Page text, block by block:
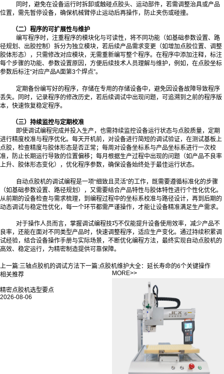
同时，避免在设备运行时拆卸或触碰点胶头、运动部件，若需调整治具或产品
位置，需先暂停设备，确保机械臂停止运动后再操作，防止夹伤或碰撞。
（二）程序的可扩展性与维护
编写程序时，注重程序的模块化与可读性，将不同功能（如基础参数设置、路
径规划、出胶控制）拆分为独立模块，若后续产品需求变更（如增加点胶位置、调整
胶体形态），只需修改对应模块，无需重新编写整个程序。在程序中添加注释，标注
每个步骤的功能、参数设置原因，方便后续技术人员理解与维护，例如，在点胶坐标
参数后标注“对应产品A面第3个焊点”。
定期备份编写好的程序，存储在专用的存储设备中，避免因设备故障导致程序
丢失。同时，记录程序的修改历史，若后续调试中出现问题，可追溯到之前的程序版
本，快速恢复稳定程序。
（三）持续监控与定期校准
即使调试编程完成并投入生产，也需持续监控设备运行状态与点胶质量，定期
进行精度校准与程序优化。每天开机前，对设备进行简短的调试验证，在测试基板上
点胶，检查精度与胶体形态是否正常；每周对设备坐标系与产品坐标系进行一次校
准，防止长期运行导致的位置偏移；每月根据生产过程中出现的问题（如产品不良率
上升、胶体形态变化），优化程序参数，确保设备始终处于最佳运行状态。
自动点胶机的调试编程是一项“细致且灵活”的工作，既需要遵循标准化的步骤
（如基础参数设置、路径规划），又需要结合产品特性与胶体特性进行个性化优化。
从前期的设备检查与需求梳理，到编程过程中的坐标系校准与路径设计，再到后期的
动态调试与稳定性优化，每一个环节都需严谨操作，才能让设备精准满足生产需求。
对于操作人员而言，掌握调试编程技巧不仅能提升设备使用效率，减少产品不
良率，还能在面对不同类型产品时，快速调整程序，适应生产变化。通过持续积累调
试经验，结合设备操作手册与实际场景，不断优化编程方法， 最终实现自动点胶机的
高效、稳定运行，为精密制造提供可靠保障。
上一篇:三轴点胶机的调试方法下一篇:点胶机维护大全：延长寿命的6个关键操作
相关推荐
MORE>>
精密点胶机选型要点
2026-08-06